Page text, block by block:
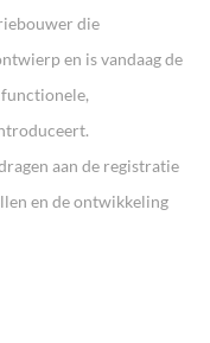
die
en is vandaag de
aan de registratie
en de ontwikkeling